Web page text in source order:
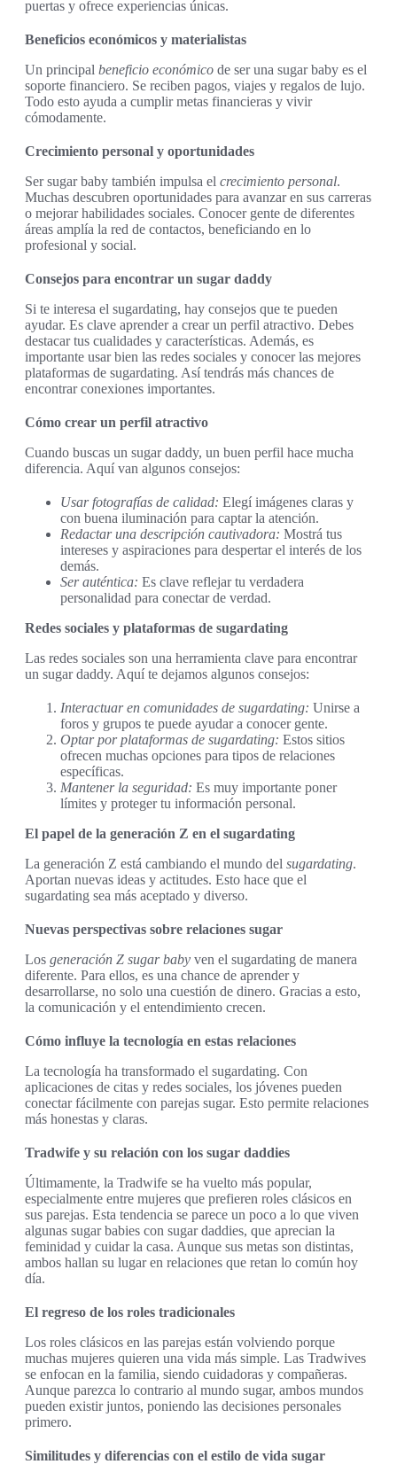
puertas y ofrece experiencias únicas.
Beneficios económicos y materialistas
Un principal beneficio económico de ser una sugar baby es el
soporte financiero. Se reciben pagos, viajes y regalos de lujo.
Todo esto ayuda a cumplir metas financieras y vivir
cómodamente.
Crecimiento personal y oportunidades
Ser sugar baby también impulsa el crecimiento personal.
Muchas descubren oportunidades para avanzar en sus carreras
o mejorar habilidades sociales. Conocer gente de diferentes
áreas amplía la red de contactos, beneficiando en lo
profesional y social.
Consejos para encontrar un sugar daddy
Si te interesa el sugardating, hay consejos que te pueden
ayudar. Es clave aprender a crear un perfil atractivo. Debes
destacar tus cualidades y características. Además, es
importante usar bien las redes sociales y conocer las mejores
plataformas de sugardating. Así tendrás más chances de
encontrar conexiones importantes.
Cómo crear un perfil atractivo
Cuando buscas un sugar daddy, un buen perfil hace mucha
diferencia. Aquí van algunos consejos:
Usar fotografías de calidad: Elegí imágenes claras y
con buena iluminación para captar la atención.
Redactar una descripción cautivadora: Mostrá tus
intereses y aspiraciones para despertar el interés de los
demás.
Ser auténtica: Es clave reflejar tu verdadera
personalidad para conectar de verdad.
Redes sociales y plataformas de sugardating
Las redes sociales son una herramienta clave para encontrar
un sugar daddy. Aquí te dejamos algunos consejos:
Interactuar en comunidades de sugardating: Unirse a
foros y grupos te puede ayudar a conocer gente.
Optar por plataformas de sugardating: Estos sitios
ofrecen muchas opciones para tipos de relaciones
específicas.
Mantener la seguridad: Es muy importante poner
límites y proteger tu información personal.
El papel de la generación Z en el sugardating
La generación Z está cambiando el mundo del sugardating.
Aportan nuevas ideas y actitudes. Esto hace que el
sugardating sea más aceptado y diverso.
Nuevas perspectivas sobre relaciones sugar
Los generación Z sugar baby ven el sugardating de manera
diferente. Para ellos, es una chance de aprender y
desarrollarse, no solo una cuestión de dinero. Gracias a esto,
la comunicación y el entendimiento crecen.
Cómo influye la tecnología en estas relaciones
La tecnología ha transformado el sugardating. Con
aplicaciones de citas y redes sociales, los jóvenes pueden
conectar fácilmente con parejas sugar. Esto permite relaciones
más honestas y claras.
Tradwife y su relación con los sugar daddies
Últimamente, la Tradwife se ha vuelto más popular,
especialmente entre mujeres que prefieren roles clásicos en
sus parejas. Esta tendencia se parece un poco a lo que viven
algunas sugar babies con sugar daddies, que aprecian la
feminidad y cuidar la casa. Aunque sus metas son distintas,
ambos hallan su lugar en relaciones que retan lo común hoy
día.
El regreso de los roles tradicionales
Los roles clásicos en las parejas están volviendo porque
muchas mujeres quieren una vida más simple. Las Tradwives
se enfocan en la familia, siendo cuidadoras y compañeras.
Aunque parezca lo contrario al mundo sugar, ambos mundos
pueden existir juntos, poniendo las decisiones personales
primero.
Similitudes y diferencias con el estilo de vida sugar